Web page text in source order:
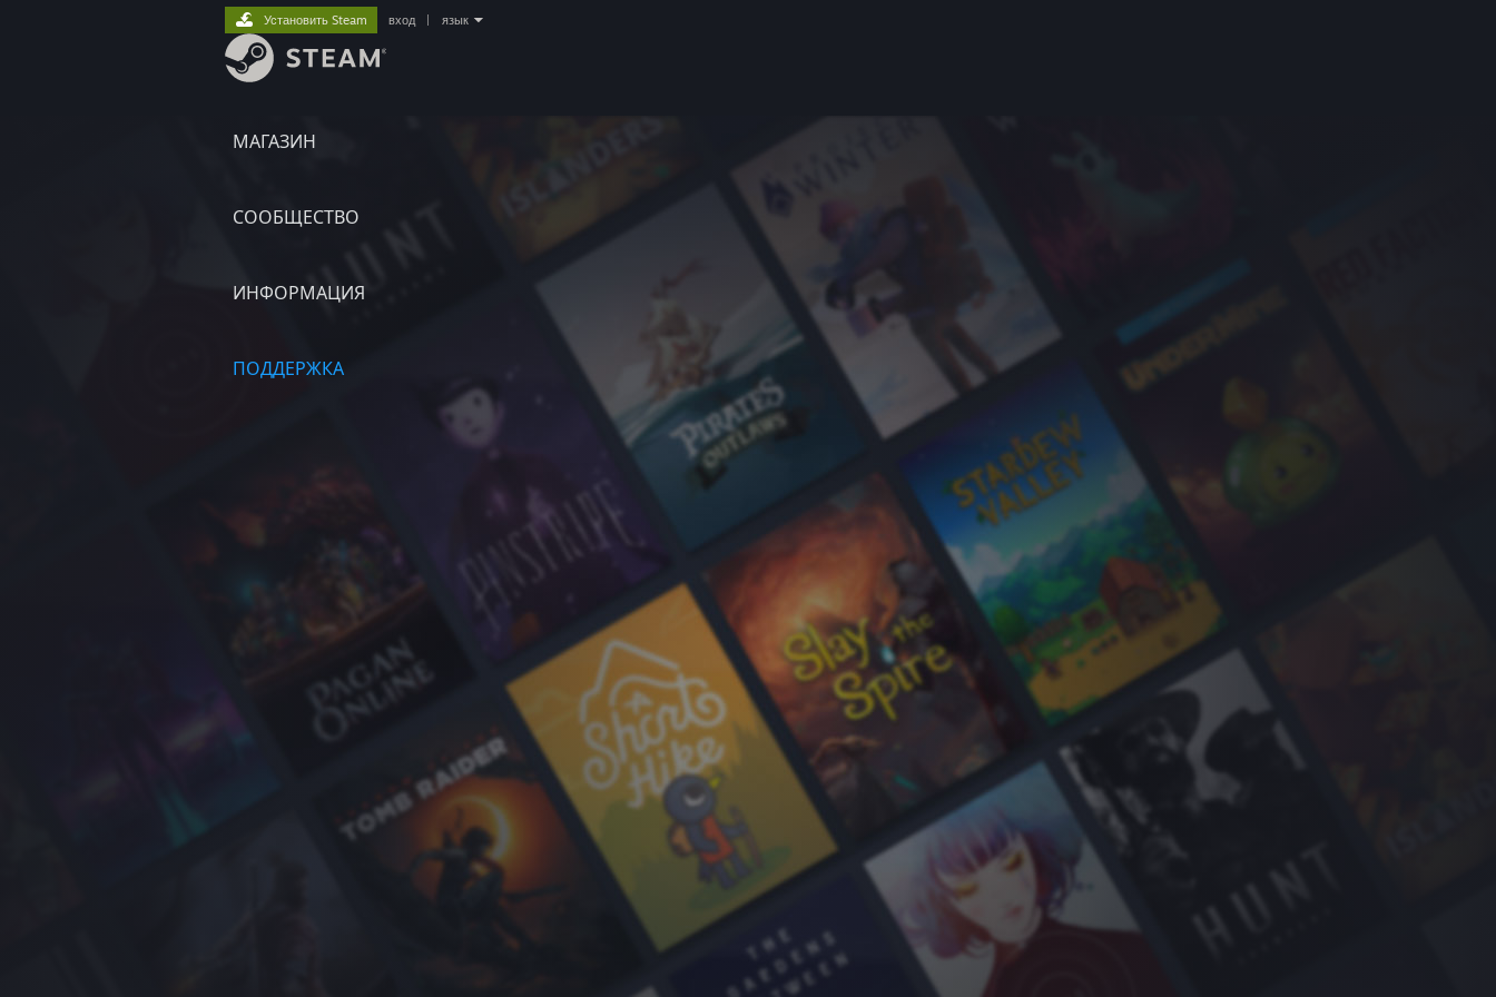
МАГАЗИН
СООБЩЕСТВО
ИНФОРМАЦИЯ
ПОДДЕРЖКА
Установить Steam вход язык